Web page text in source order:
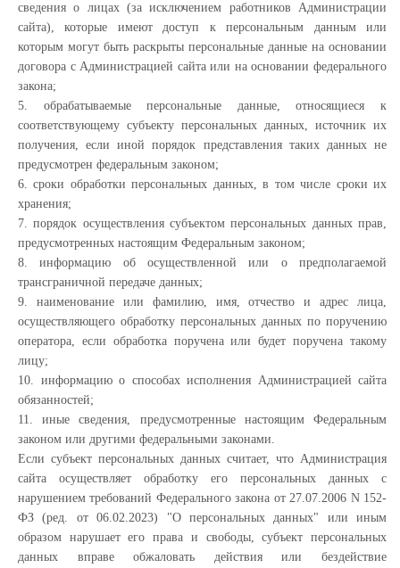
сведения о лицах (за исключением работников Администрации
сайта), которые имеют доступ к персональным данным или
которым могут быть раскрыты персональные данные на основании
договора с Администрацией сайта или на основании федерального
закона;
5. обрабатываемые персональные данные, относящиеся к
соответствующему субъекту персональных данных, источник их
получения, если иной порядок представления таких данных не
предусмотрен федеральным законом;
6. сроки обработки персональных данных, в том числе сроки их
хранения;
7. порядок осуществления субъектом персональных данных прав,
предусмотренных настоящим Федеральным законом;
8. информацию об осуществленной или о предполагаемой
трансграничной передаче данных;
9. наименование или фамилию, имя, отчество и адрес лица,
осуществляющего обработку персональных данных по поручению
оператора, если обработка поручена или будет поручена такому
лицу;
10. информацию о способах исполнения Администрацией сайта
обязанностей;
11. иные сведения, предусмотренные настоящим Федеральным
законом или другими федеральными законами.
Если субъект персональных данных считает, что Администрация
сайта осуществляет обработку его персональных данных с
нарушением требований Федерального закона от 27.07.2006 N 152-
ФЗ (ред. от 06.02.2023) "О персональных данных" или иным
образом нарушает его права и свободы, субъект персональных
данных вправе обжаловать действия или бездействие